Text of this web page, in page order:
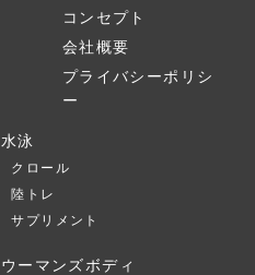
コンセプト
会社概要
プライバシーポリシ
ー
水泳
クロール
陸トレ
サプリメント
ウーマンズボディ